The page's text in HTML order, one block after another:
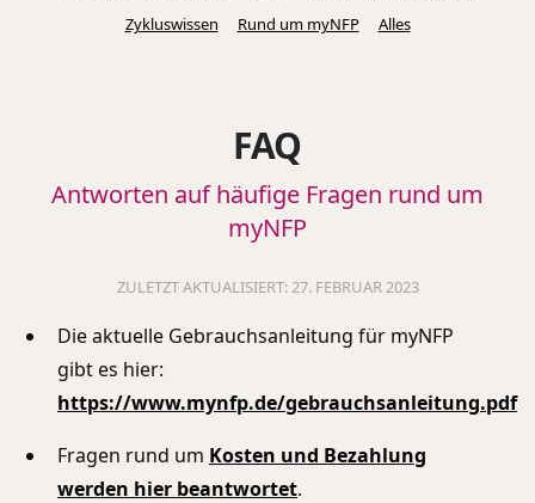
Zykluswissen
Rund um myNFP Alles
FAQ
Antworten auf häufige Fragen rund um
myNFP
ZULETZT AKTUALISIERT: 27. FEBRUAR 2023
Die aktuelle Gebrauchsanleitung für myNFP
gibt es hier:
https://www.mynfp.de/gebrauchsanleitung.pdf
Fragen rund um Kosten und Bezahlung
werden hier beantwortet.